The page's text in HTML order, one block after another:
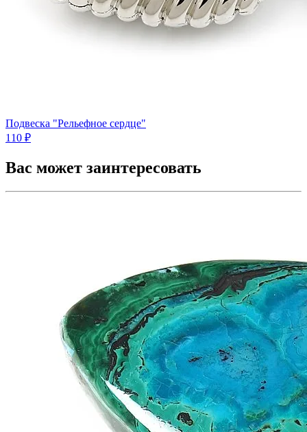
Подвеска "Рельефное сердце"
110 ₽
Вас может заинтересовать